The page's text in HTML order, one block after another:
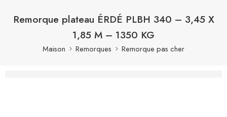
Remorque plateau ÉRDÉ PLBH 340 – 3,45 X
1,85 M – 1350 KG
Maison Remorques Remorque pas cher